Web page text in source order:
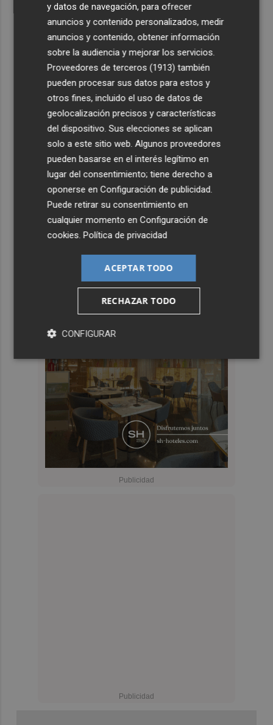
y datos de navegación, para ofrecer
anuncios y contenido personalizados, medir
anuncios y contenido, obtener información
sobre la audiencia y mejorar los servicios.
Proveedores de terceros (1913) también
pueden procesar sus datos para estos y
otros fines, incluido el uso de datos de
geolocalización precisos y características
del dispositivo. Sus elecciones se aplican
solo a este sitio web. Algunos proveedores
pueden basarse en el interés legítimo en
lugar del consentimiento; tiene derecho a
oponerse enConfiguración de publicidad.
Puede retirar su consentimiento en
cualquier momento enConfiguración de
cookies.Política de privacidad
ACEPTAR TODO
RECHAZAR TODO
CONFIGURAR